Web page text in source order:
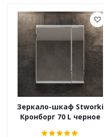
Зеркало-шкаф Stworki
Кронборг 70 L черное